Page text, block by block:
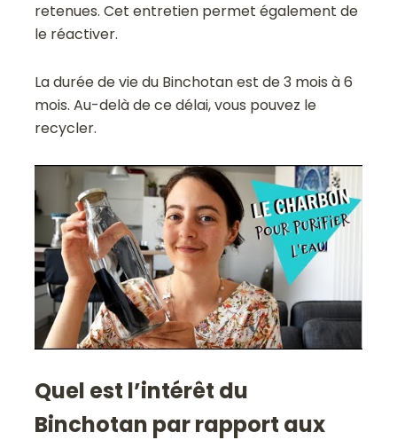
retenues. Cet entretien permet également de
le réactiver.
La durée de vie du Binchotan est de 3 mois à 6
mois. Au-delà de ce délai, vous pouvez le
recycler.
Quel est l’intérêt du
Binchotan par rapport aux